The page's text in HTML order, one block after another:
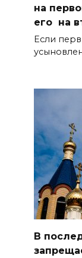
на
его на
Если
В